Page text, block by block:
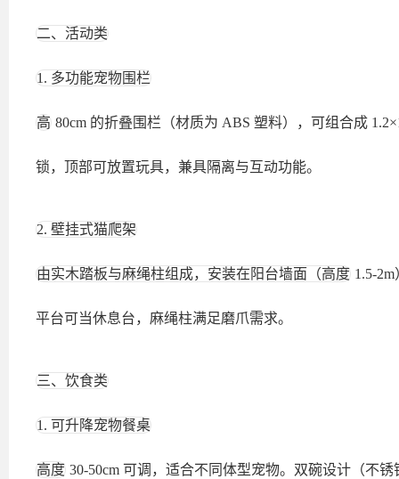
二、活动类
1. 多功能宠物围栏
高 80cm 的折叠围栏（材质为 ABS 塑料），可组合成
锁，顶部可放置玩具，兼具隔离与互动功能。
2. 壁挂式猫爬架
由实木踏板与麻绳柱组成，安装在阳台墙面（高度 1.5-
平台可当休息台，麻绳柱满足磨爪需求。
三、饮食类
1. 可升降宠物餐桌
高度 30-50cm 可调，适合不同体型宠物。双碗设计（不